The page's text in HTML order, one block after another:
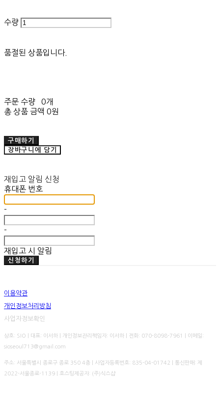
수량
품절된 상품입니다.
주문 수량
0개
총 상품 금액 0원
구매하기
장바구니에 담기
재입고 알림 신청
휴대폰 번호
-
-
재입고 시 알림
신청하기
이용약관
개인정보처리방침
사업자정보확인
상호: SIO | 대표: 이서하 | 개인정보관리책임자: 이서하 | 전화: 070-8098-7961 | 이메일:
sioseoul713@gmail.com
주소: 서울특별시 종로구 종로 350 4층 | 사업자등록번호: 835-04-01742 | 통신판매: 제
2022-서울종로-1139 | 호스팅제공자: (주)식스샵